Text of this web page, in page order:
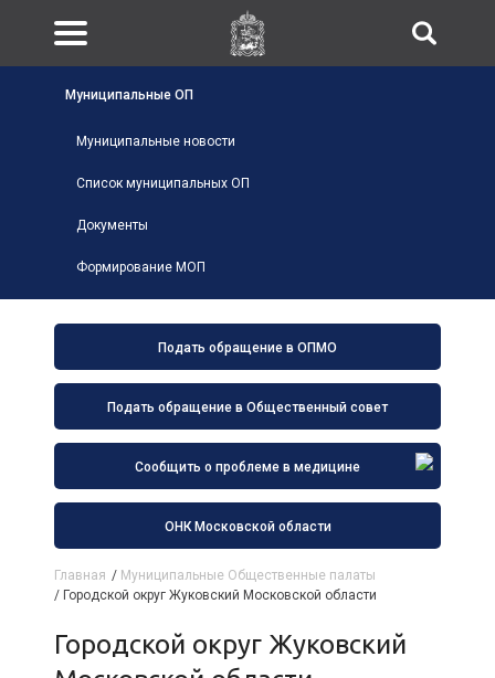
Подать обращение в ОПМО
Подать обращение в Общественный совет
Сообщить о проблеме в медицине
ОНК Московской области
Муниципальные ОП
Муниципальные новости
Список муниципальных ОП
Документы
Формирование МОП
Главная / Муниципальные Общественные палаты
/ Городской округ Жуковский Московской области
Городской округ Жуковский